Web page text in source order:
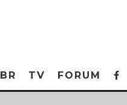
BR TV FORUM